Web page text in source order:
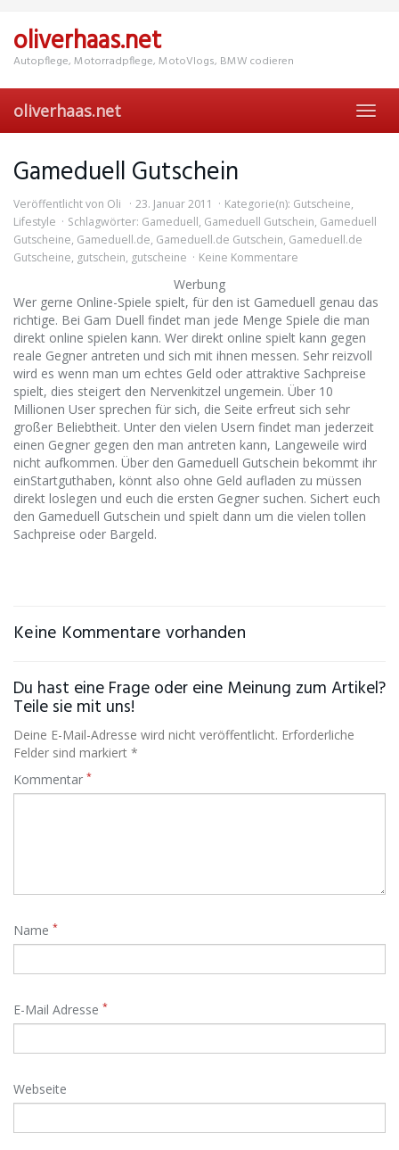
main
content
oliverhaas.net
Autopflege, Motorradpflege, MotoVlogs, BMW codieren
oliverhaas.net
Gameduell Gutschein
Veröffentlicht von Oli 23. Januar 2011 Kategorie(n): Gutscheine,
Lifestyle
Schlagwörter: Gameduell, Gameduell Gutschein, Gameduell
Gutscheine, Gameduell.de, Gameduell.de Gutschein, Gameduell.de
Gutscheine, gutschein, gutscheine Keine Kommentare
Werbung
Wer gerne Online-Spiele spielt, für den ist Gameduell genau das
richtige. Bei Gam Duell findet man jede Menge Spiele die man
direkt online spielen kann. Wer direkt online spielt kann gegen
reale Gegner antreten und sich mit ihnen messen. Sehr reizvoll
wird es wenn man um echtes Geld oder attraktive Sachpreise
spielt, dies steigert den Nervenkitzel ungemein. Über 10
Millionen User sprechen für sich, die Seite erfreut sich sehr
großer Beliebtheit. Unter den vielen Usern findet man jederzeit
einen Gegner gegen den man antreten kann, Langeweile wird
nicht aufkommen. Über den Gameduell Gutschein bekommt ihr
einStartguthaben, könnt also ohne Geld aufladen zu müssen
direkt loslegen und euch die ersten Gegner suchen. Sichert euch
den Gameduell Gutschein und spielt dann um die vielen tollen
Sachpreise oder Bargeld.
Keine Kommentare vorhanden
Du hast eine Frage oder eine Meinung zum Artikel?
Teile sie mit uns!
Deine E-Mail-Adresse wird nicht veröffentlicht. Erforderliche
Felder sind markiert *
Kommentar *
Name *
E-Mail Adresse *
Webseite